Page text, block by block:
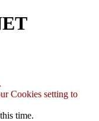
Cookies setting to
time.